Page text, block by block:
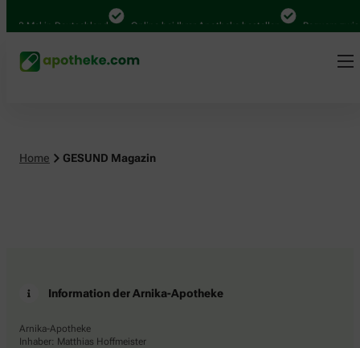
Mal in Deutschland Online bei Ihrer Apotheke bestellen Bequem
Home GESUND Magazin
Information der Arnika-Apotheke
Arnika-Apotheke
Inhaber: Matthias Hoffmeister